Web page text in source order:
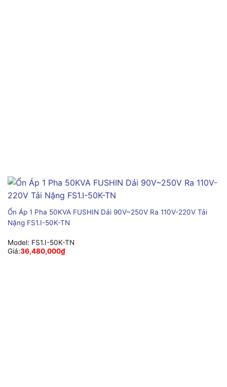
Ổn Áp 1 Pha 50KVA FUSHIN Dải 90V~250V Ra 110V-220V Tải
Nặng FS1.I-50K-TN
Model: FS1.I-50K-TN
Giá:36,480,000₫